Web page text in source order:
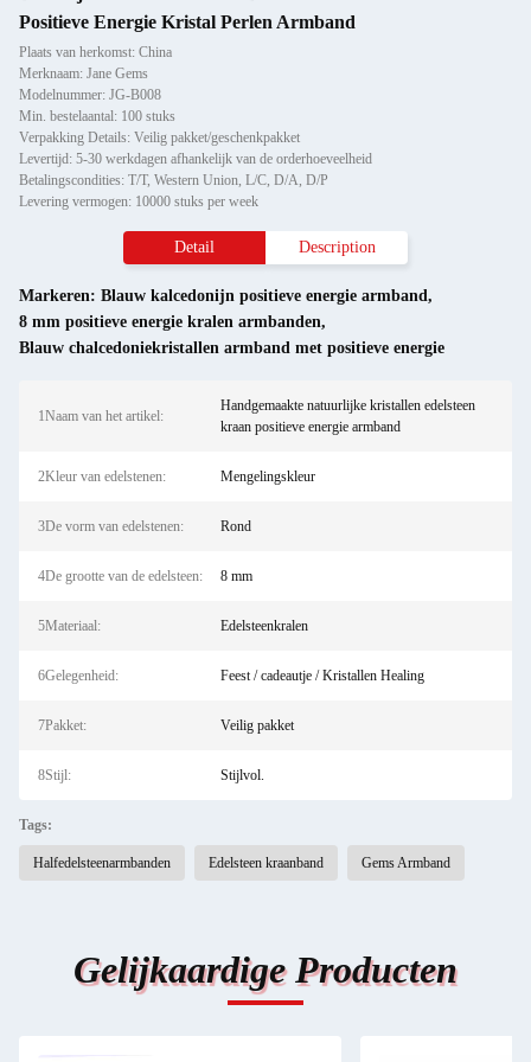
Positieve Energie Kristal Perlen Armband
Plaats van herkomst: China
Merknaam: Jane Gems
Modelnummer: JG-B008
Min. bestelaantal: 100 stuks
Verpakking Details: Veilig pakket/geschenkpakket
Levertijd: 5-30 werkdagen afhankelijk van de orderhoeveelheid
Betalingscondities: T/T, Western Union, L/C, D/A, D/P
Levering vermogen: 10000 stuks per week
Detail Description
Markeren: Blauw kalcedonijn positieve energie armband,
8 mm positieve energie kralen armbanden,
Blauw chalcedoniekristallen armband met positieve energie
1Naam van het artikel:
Handgemaakte natuurlijke kristallen edelsteen
kraan positieve energie armband
2Kleur van edelstenen: Mengelingskleur
3De vorm van edelstenen: Rond
4De grootte van de edelsteen: 8 mm
5Materiaal: Edelsteenkralen
6Gelegenheid: Feest / cadeautje / Kristallen Healing
7Pakket: Veilig pakket
8Stijl: Stijlvol.
Tags:
Halfedelsteenarmbanden Edelsteen kraanband Gems Armband
Gelijkaardige Producten